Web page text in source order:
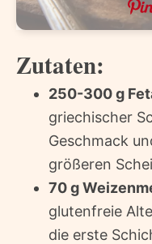
Zutaten:
250-300 g
griechischer
Geschmack
größeren
70 g
glutenfreie
die erste